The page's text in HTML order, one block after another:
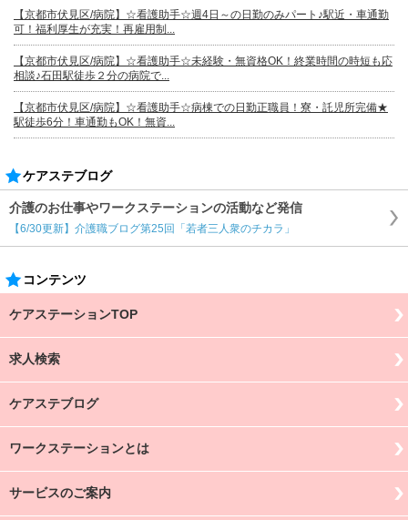
【京都市伏見区/病院】☆看護助手☆週4日～の日勤のみパート♪駅近・車通勤
可！福利厚生が充実！再雇用制...
【京都市伏見区/病院】☆看護助手☆未経験・無資格OK！終業時間の時短も応
相談♪石田駅徒歩２分の病院で...
【京都市伏見区/病院】☆看護助手☆病棟での日勤正職員！寮・託児所完備★
駅徒歩6分！車通勤もOK！無資...
ケアステブログ
介護のお仕事やワークステーションの活動など発信
【6/30更新】介護職ブログ第25回「若者三人衆のチカラ」
コンテンツ
ケアステーションTOP
求人検索
ケアステブログ
ワークステーションとは
サービスのご案内